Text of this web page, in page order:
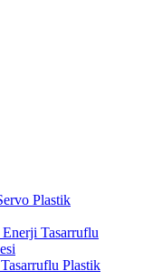
Plastik
Tasarruflu
Plastik